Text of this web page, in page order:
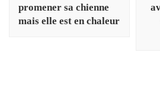
promener sa chienne
mais elle est en chaleur